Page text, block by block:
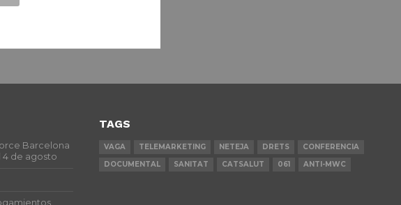
Barcelona
de agosto
TAGS
VAGA TELEMARKETING NETEJA DRETS
CONFERENCIA
DOCUMENTAL
SANITAT CATSALUT 061 ANTI-MWC